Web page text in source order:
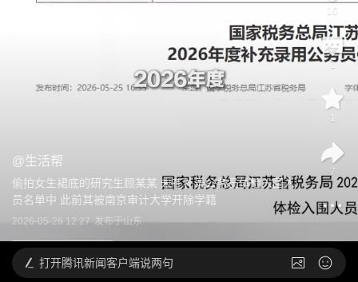
@生活帮
偷拍女生裙底的研究生顾某某 未在补录公务员体检入围人
员名单中 此前其被南京审计大学开除学籍
2026-05-26 12:27 发布于山东
10
1
1
7
打开腾讯新闻客户端说两句